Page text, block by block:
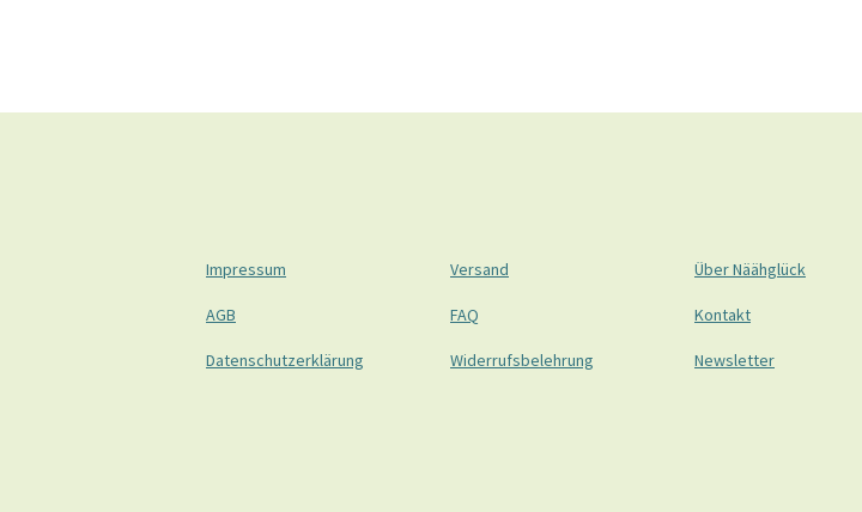
Impressum
AGB
Datenschutzerklärung
Versand
FAQ
Widerrufsbelehrung
Über Näähglück
Kontakt
Newsletter